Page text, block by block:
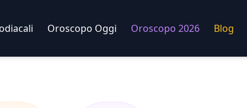
Oroscopo Oggi Oroscopo 2026 Blog